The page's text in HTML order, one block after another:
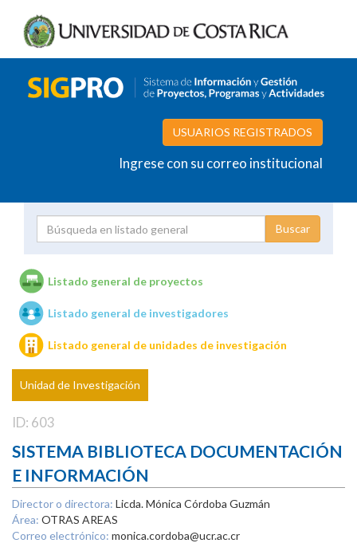
USUARIOS REGISTRADOS
Ingrese con su correo institucional
Unidades de investigación
Listado general de proyectos
Listado general de investigadores
Listado general de unidades de investigación
Unidad de Investigación
ID: 603
SISTEMA BIBLIOTECA DOCUMENTACIÓN
E INFORMACIÓN
Director o directora: Licda. Mónica Córdoba Guzmán
Área: OTRAS AREAS
Correo electrónico: monica.cordoba@ucr.ac.cr